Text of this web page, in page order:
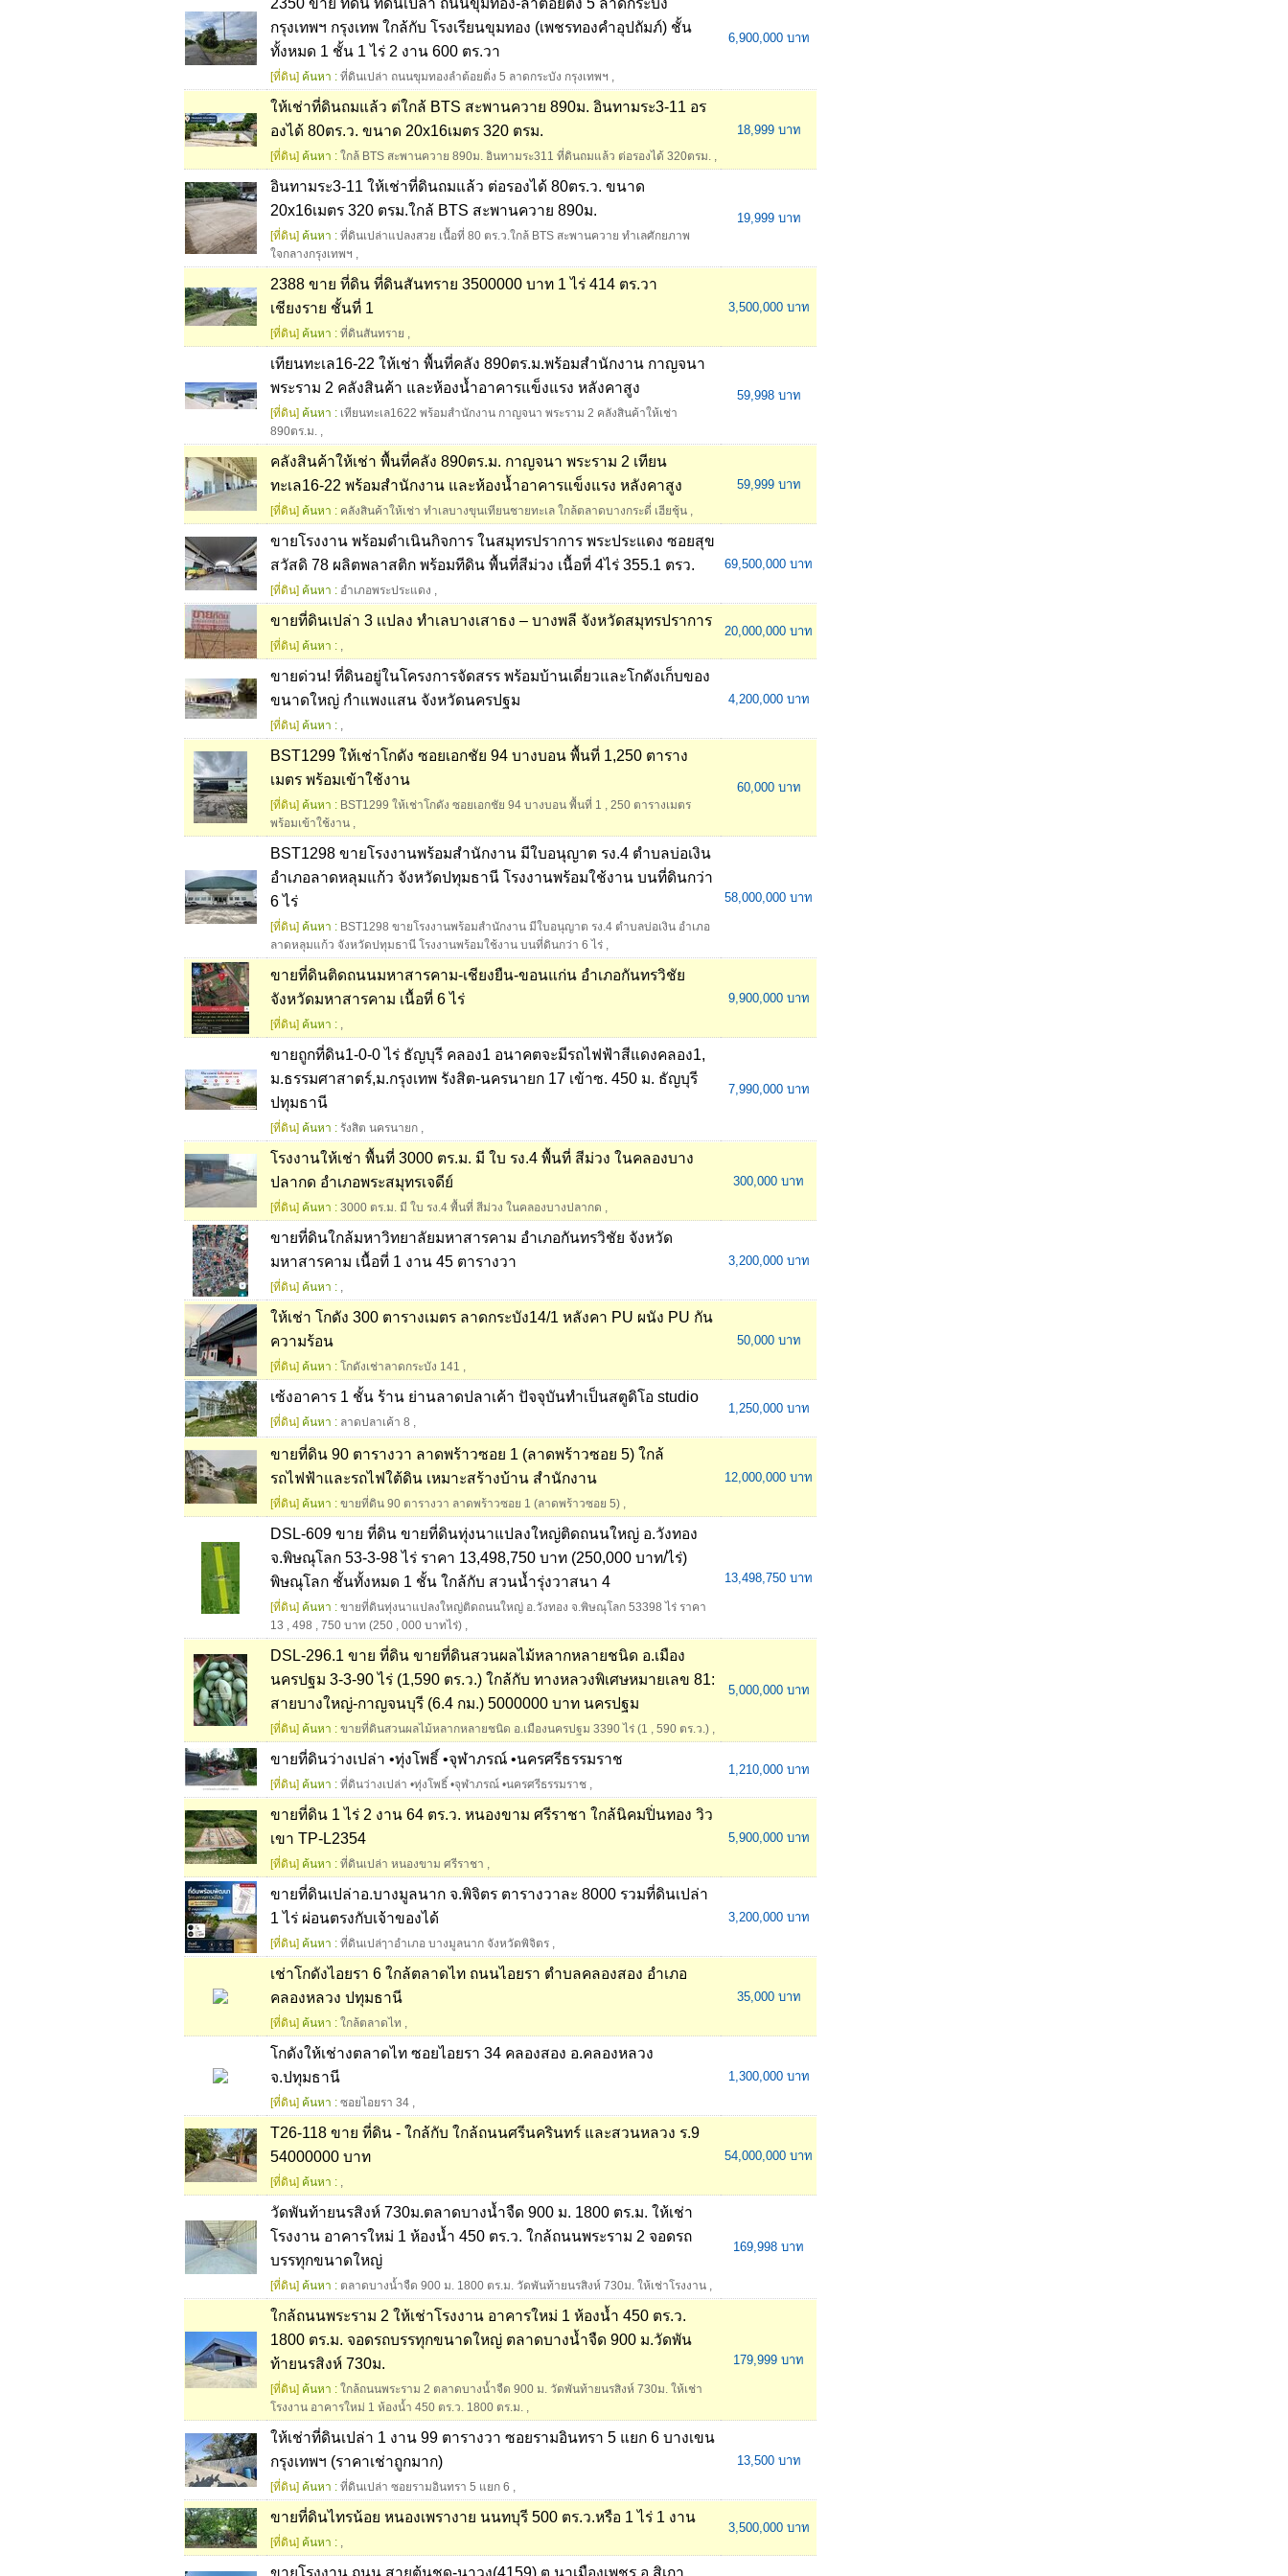
2350 ขาย ที่ดิน ที่ดินเปล่า ถนนขุมทอง-ลำต้อยติ่ง 5 ลาดกระบัง
กรุงเทพฯ กรุงเทพ ใกล้กับ โรงเรียนขุมทอง (เพชรทองคำอุปถัมภ์) ชั้น
ทั้งหมด 1 ชั้น 1 ไร่ 2 งาน 600 ตร.วา
[ที่ดิน] ค้นหา : ที่ดินเปล่า ถนนขุมทองลำต้อยติ่ง 5 ลาดกระบัง กรุงเทพฯ ,
6,900,000 บาท
ให้เช่าที่ดินถมแล้ว ต่ใกล้ BTS สะพานควาย 890ม. อินทามระ3-11 อร
องได้ 80ตร.ว. ขนาด 20x16เมตร 320 ตรม.
[ที่ดิน] ค้นหา : ใกล้ BTS สะพานควาย 890ม. อินทามระ311 ที่ดินถมแล้ว ต่อรองได้ 320ตรม. ,
18,999 บาท
อินทามระ3-11 ให้เช่าที่ดินถมแล้ว ต่อรองได้ 80ตร.ว. ขนาด
20x16เมตร 320 ตรม.ใกล้ BTS สะพานควาย 890ม.
[ที่ดิน] ค้นหา : ที่ดินเปล่าแปลงสวย เนื้อที่ 80 ตร.ว.ใกล้ BTS สะพานควาย ทำเลศักยภาพ
ใจกลางกรุงเทพฯ ,
19,999 บาท
2388 ขาย ที่ดิน ที่ดินสันทราย 3500000 บาท 1 ไร่ 414 ตร.วา
เชียงราย ชั้นที่ 1
[ที่ดิน] ค้นหา : ที่ดินสันทราย ,
3,500,000 บาท
เทียนทะเล16-22 ให้เช่า พื้นที่คลัง 890ตร.ม.พร้อมสำนักงาน กาญจนา
พระราม 2 คลังสินค้า และห้องน้ำอาคารแข็งแรง หลังคาสูง
[ที่ดิน] ค้นหา : เทียนทะเล1622 พร้อมสำนักงาน กาญจนา พระราม 2 คลังสินค้าให้เช่า
890ตร.ม. ,
59,998 บาท
คลังสินค้าให้เช่า พื้นที่คลัง 890ตร.ม. กาญจนา พระราม 2 เทียน
ทะเล16-22 พร้อมสำนักงาน และห้องน้ำอาคารแข็งแรง หลังคาสูง
[ที่ดิน] ค้นหา : คลังสินค้าให้เช่า ทำเลบางขุนเทียนชายทะเล ใกล้ตลาดบางกระดี่ เฮียชุ้น ,
59,999 บาท
ขายโรงงาน พร้อมดำเนินกิจการ ในสมุทรปราการ พระประแดง ซอยสุข
สวัสดิ 78 ผลิตพลาสติก พร้อมทีดิน พื้นที่สีม่วง เนื้อที่ 4ไร่ 355.1 ตรว.
[ที่ดิน] ค้นหา : อำเภอพระประแดง ,
69,500,000 บาท
ขายที่ดินเปล่า 3 เเปลง ทำเลบางเสาธง – บางพลี จังหวัดสมุทรปราการ
[ที่ดิน] ค้นหา : ,
20,000,000 บาท
ขายด่วน! ที่ดินอยู่ในโครงการจัดสรร พร้อมบ้านเดี่ยวและโกดังเก็บของ
ขนาดใหญ่ กำแพงแสน จังหวัดนครปฐม
[ที่ดิน] ค้นหา : ,
4,200,000 บาท
BST1299 ให้เช่าโกดัง ซอยเอกชัย 94 บางบอน พื้นที่ 1,250 ตาราง
เมตร พร้อมเข้าใช้งาน
[ที่ดิน] ค้นหา : BST1299 ให้เช่าโกดัง ซอยเอกชัย 94 บางบอน พื้นที่ 1 , 250 ตารางเมตร
พร้อมเข้าใช้งาน ,
60,000 บาท
BST1298 ขายโรงงานพร้อมสำนักงาน มีใบอนุญาต รง.4 ตำบลบ่อเงิน
อำเภอลาดหลุมแก้ว จังหวัดปทุมธานี โรงงานพร้อมใช้งาน บนที่ดินกว่า
6 ไร่
[ที่ดิน] ค้นหา : BST1298 ขายโรงงานพร้อมสำนักงาน มีใบอนุญาต รง.4 ตำบลบ่อเงิน อำเภอ
ลาดหลุมแก้ว จังหวัดปทุมธานี โรงงานพร้อมใช้งาน บนที่ดินกว่า 6 ไร่ ,
58,000,000 บาท
ขายที่ดินติดถนนมหาสารคาม-เชียงยืน-ขอนแก่น อำเภอกันทรวิชัย
จังหวัดมหาสารคาม เนื้อที่ 6 ไร่
[ที่ดิน] ค้นหา : ,
9,900,000 บาท
ขายถูกที่ดิน1-0-0 ไร่ ธัญบุรี คลอง1 อนาคตจะมีรถไฟฟ้าสีแดงคลอง1,
ม.ธรรมศาสาตร์,ม.กรุงเทพ รังสิต-นครนายก 17 เข้าซ. 450 ม. ธัญบุรี
ปทุมธานี
[ที่ดิน] ค้นหา : รังสิต นครนายก ,
7,990,000 บาท
โรงงานให้เช่า พื้นที่ 3000 ตร.ม. มี ใบ รง.4 พื้นที่ สีม่วง ในคลองบาง
ปลากด อำเภอพระสมุทรเจดีย์
[ที่ดิน] ค้นหา : 3000 ตร.ม. มี ใบ รง.4 พื้นที่ สีม่วง ในคลองบางปลากด ,
300,000 บาท
ขายที่ดินใกล้มหาวิทยาลัยมหาสารคาม อำเภอกันทรวิชัย จังหวัด
มหาสารคาม เนื้อที่ 1 งาน 45 ตารางวา
[ที่ดิน] ค้นหา : ,
3,200,000 บาท
ให้เช่า โกดัง 300 ตารางเมตร ลาดกระบัง14/1 หลังคา PU ผนัง PU กัน
ความร้อน
[ที่ดิน] ค้นหา : โกดังเช่าลาดกระบัง 141 ,
50,000 บาท
เซ้งอาคาร 1 ชั้น ร้าน ย่านลาดปลาเค้า ปัจจุบันทำเป็นสตูดิโอ studio
[ที่ดิน] ค้นหา : ลาดปลาเค้า 8 ,
1,250,000 บาท
ขายที่ดิน 90 ตารางวา ลาดพร้าวซอย 1 (ลาดพร้าวซอย 5) ใกล้
รถไฟฟ้าและรถไฟใต้ดิน เหมาะสร้างบ้าน สำนักงาน
[ที่ดิน] ค้นหา : ขายที่ดิน 90 ตารางวา ลาดพร้าวซอย 1 (ลาดพร้าวซอย 5) ,
12,000,000 บาท
DSL-609 ขาย ที่ดิน ขายที่ดินทุ่งนาแปลงใหญ่ติดถนนใหญ่ อ.วังทอง
จ.พิษณุโลก 53-3-98 ไร่ ราคา 13,498,750 บาท (250,000 บาท/ไร่)
พิษณุโลก ชั้นทั้งหมด 1 ชั้น ใกล้กับ สวนน้ำรุ่งวาสนา 4
[ที่ดิน] ค้นหา : ขายที่ดินทุ่งนาแปลงใหญ่ติดถนนใหญ่ อ.วังทอง จ.พิษณุโลก 53398 ไร่ ราคา
13 , 498 , 750 บาท (250 , 000 บาทไร่) ,
13,498,750 บาท
DSL-296.1 ขาย ที่ดิน ขายที่ดินสวนผลไม้หลากหลายชนิด อ.เมือง
นครปฐม 3-3-90 ไร่ (1,590 ตร.ว.) ใกล้กับ ทางหลวงพิเศษหมายเลข 81:
สายบางใหญ่-กาญจนบุรี (6.4 กม.) 5000000 บาท นครปฐม
[ที่ดิน] ค้นหา : ขายที่ดินสวนผลไม้หลากหลายชนิด อ.เมืองนครปฐม 3390 ไร่ (1 , 590 ตร.ว.) ,
5,000,000 บาท
ขายที่ดินว่างเปล่า •ทุ่งโพธิ์ •จุฬาภรณ์ •นครศรีธรรมราช
[ที่ดิน] ค้นหา : ที่ดินว่างเปล่า •ทุ่งโพธิ์ •จุฬาภรณ์ •นครศรีธรรมราช ,
1,210,000 บาท
ขายที่ดิน 1 ไร่ 2 งาน 64 ตร.ว. หนองขาม ศรีราชา ใกล้นิคมปิ่นทอง วิว
เขา TP-L2354
[ที่ดิน] ค้นหา : ที่ดินเปล่า หนองขาม ศรีราชา ,
5,900,000 บาท
ขายที่ดินเปล่าอ.บางมูลนาก จ.พิจิตร ตารางวาละ 8000 รวมที่ดินเปล่า
1 ไร่ ผ่อนตรงกับเจ้าของได้
[ที่ดิน] ค้นหา : ที่ดินเปล่ๅาอำเภอ บางมูลนาก จังหวัดพิจิตร ,
3,200,000 บาท
เช่าโกดังไอยรา 6 ใกล้ตลาดไท ถนนไอยรา ตำบลคลองสอง อำเภอ
คลองหลวง ปทุมธานี
[ที่ดิน] ค้นหา : ใกล้ตลาดไท ,
35,000 บาท
โกดังให้เช่างตลาดไท ซอยไอยรา 34 คลองสอง อ.คลองหลวง
จ.ปทุมธานี
[ที่ดิน] ค้นหา : ซอยไอยรา 34 ,
1,300,000 บาท
T26-118 ขาย ที่ดิน - ใกล้กับ ใกล้ถนนศรีนครินทร์ และสวนหลวง ร.9
54000000 บาท
[ที่ดิน] ค้นหา : ,
54,000,000 บาท
วัดพันท้ายนรสิงห์ 730ม.ตลาดบางน้ำจืด 900 ม. 1800 ตร.ม. ให้เช่า
โรงงาน อาคารใหม่ 1 ห้องน้ำ 450 ตร.ว. ใกล้ถนนพระราม 2 จอดรถ
บรรทุกขนาดใหญ่
[ที่ดิน] ค้นหา : ตลาดบางน้ำจืด 900 ม. 1800 ตร.ม. วัดพันท้ายนรสิงห์ 730ม. ให้เช่าโรงงาน ,
169,998 บาท
ใกล้ถนนพระราม 2 ให้เช่าโรงงาน อาคารใหม่ 1 ห้องน้ำ 450 ตร.ว.
1800 ตร.ม. จอดรถบรรทุกขนาดใหญ่ ตลาดบางน้ำจืด 900 ม.วัดพัน
ท้ายนรสิงห์ 730ม.
[ที่ดิน] ค้นหา : ใกล้ถนนพระราม 2 ตลาดบางน้ำจืด 900 ม. วัดพันท้ายนรสิงห์ 730ม. ให้เช่า
โรงงาน อาคารใหม่ 1 ห้องน้ำ 450 ตร.ว. 1800 ตร.ม. ,
179,999 บาท
ให้เช่าที่ดินเปล่า 1 งาน 99 ตารางวา ซอยรามอินทรา 5 แยก 6 บางเขน
กรุงเทพฯ (ราคาเช่าถูกมาก)
[ที่ดิน] ค้นหา : ที่ดินเปล่า ซอยรามอินทรา 5 แยก 6 ,
13,500 บาท
ขายที่ดินไทรน้อย หนองเพรางาย นนทบุรี 500 ตร.ว.หรือ 1 ไร่ 1 งาน
[ที่ดิน] ค้นหา : ,
3,500,000 บาท